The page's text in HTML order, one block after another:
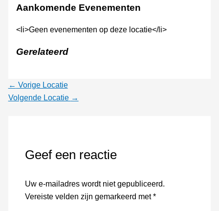
Aankomende Evenementen
<li>Geen evenementen op deze locatie</li>
Gerelateerd
← Vorige Locatie
Volgende Locatie →
Geef een reactie
Uw e-mailadres wordt niet gepubliceerd.
Vereiste velden zijn gemarkeerd met*